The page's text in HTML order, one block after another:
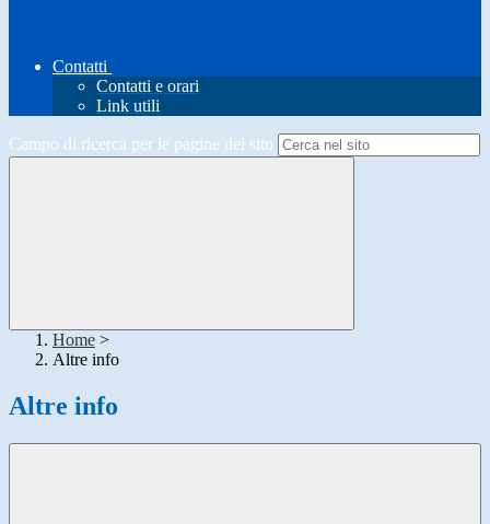
Contatti
Contatti e orari
Link utili
Campo di ricerca per le pagine del sito
Home >
Altre info
Altre info